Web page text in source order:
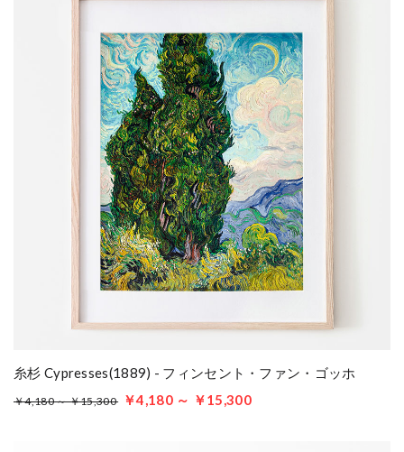
糸杉 Cypresses(1889) - フィンセント・ファン・ゴッホ
￥4,180 ～ ￥15,300 ￥4,180 ～ ￥15,300